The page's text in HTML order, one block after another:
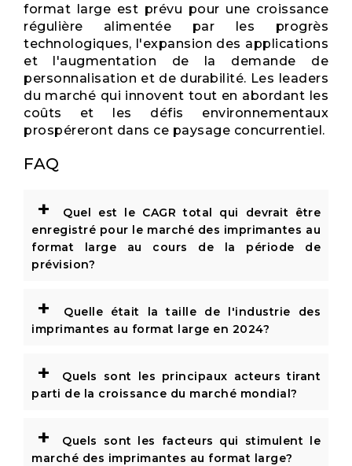
format large est prévu pour une croissance
régulière alimentée par les progrès
technologiques, l'expansion des applications
et l'augmentation de la demande de
personnalisation et de durabilité. Les leaders
du marché qui innovent tout en abordant les
coûts et les défis environnementaux
prospéreront dans ce paysage concurrentiel.
FAQ
+
Quel est le CAGR total qui devrait être
enregistré pour le marché des imprimantes au
format large au cours de la période de
prévision?
+
Quelle était la taille de l'industrie des
imprimantes au format large en 2024?
+
Quels sont les principaux acteurs tirant
parti de la croissance du marché mondial?
+
Quels sont les facteurs qui stimulent le
marché des imprimantes au format large?